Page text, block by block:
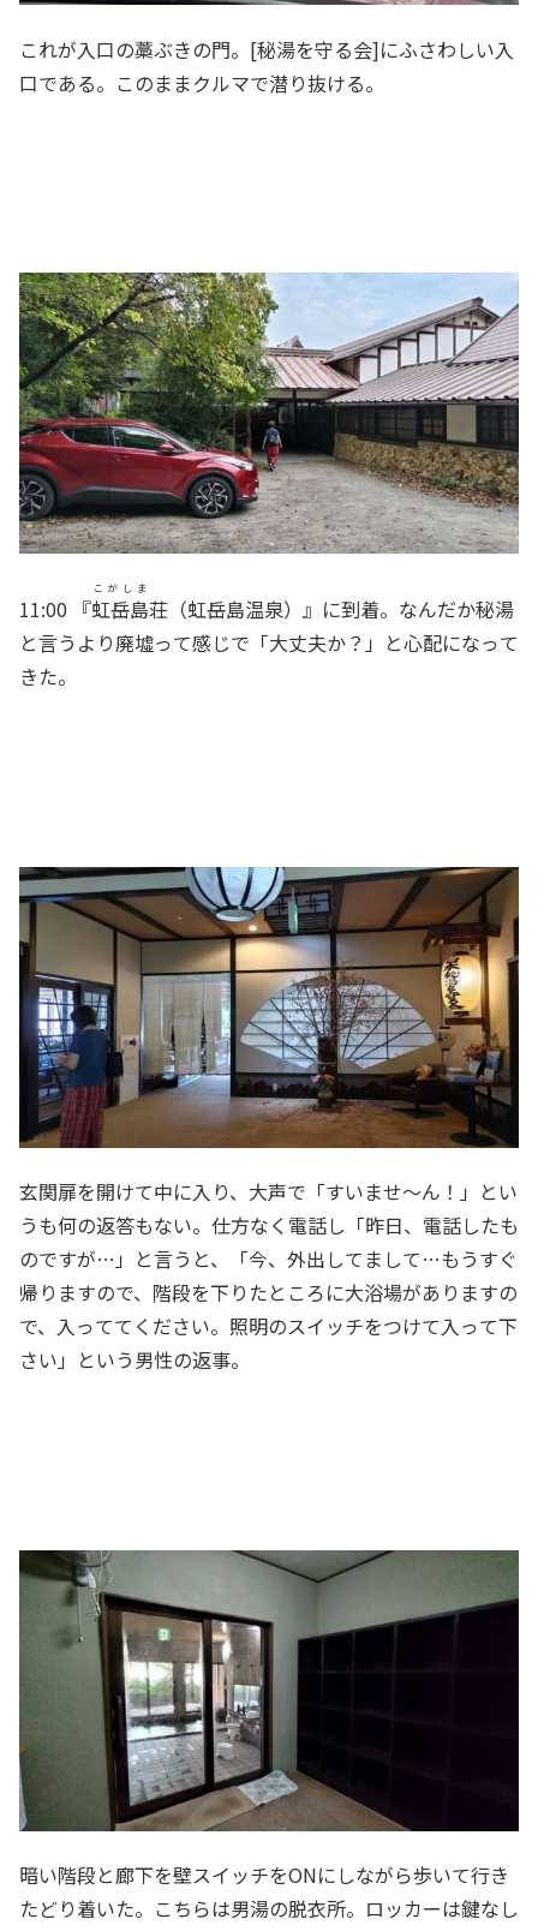
これが入口の藁ぶきの門。[秘湯を守る会]にふさわしい入
口である。このままクルマで潜り抜ける。
11:00 『虹岳島
こがしま
荘（虹岳島温泉）』に到着。なんだか秘湯
と言うより廃墟って感じで「大丈夫か？」と心配になって
きた。
玄関扉を開けて中に入り、大声で「すいませ～ん！」とい
うも何の返答もない。仕方なく電話し「昨日、電話したも
のですが…」と言うと、「今、外出してまして…もうすぐ
帰りますので、階段を下りたところに大浴場がありますの
で、入っててください。照明のスイッチをつけて入って下
さい」という男性の返事。
暗い階段と廊下を壁スイッチをONにしながら歩いて行き
たどり着いた。こちらは男湯の脱衣所。ロッカーは鍵なし